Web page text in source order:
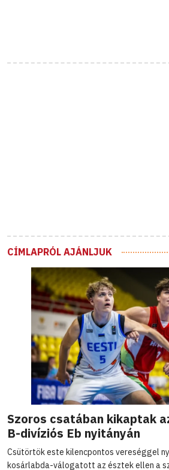
CÍMLAPRÓL AJÁNLJUK
Szoros csatában kikaptak
B-divíziós Eb nyitányán
Csütörtök este kilencpontos vereséggel
kosárlabda-válogatott az észtek ellen a